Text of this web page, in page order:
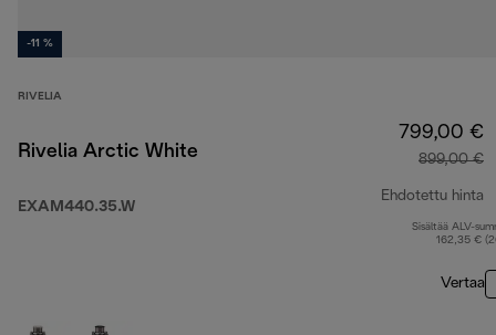
-11 %
RIVELIA
Rivelia Arctic White
EXAM440.35.W
799,00 €
899,00 €
Ehdotettu hinta
Sisältää ALV-
162,35 €
Vertaa